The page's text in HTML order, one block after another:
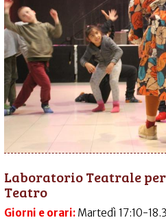
Laboratorio Teatrale
Teatro
Giorni e orari: Martedì 17:10-